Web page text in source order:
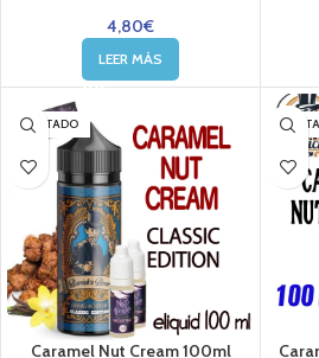
4,80€
LEER MÁS
AGOTADO
Caramel Nut Cream 100ml